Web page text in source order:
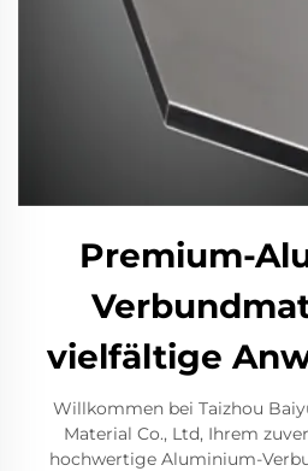
Premium-
vielfältige
Willkommen bei Taizhou
Material Co., Ltd, Ihrem
hochwertige Aluminium-